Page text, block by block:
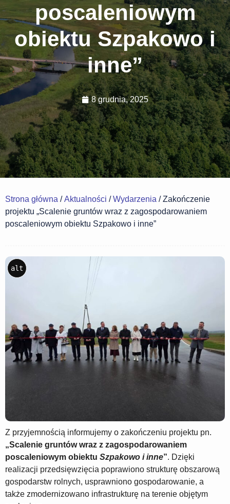
poscaleniowym
obiektu Szpakowo i
inne”
8 grudnia, 2025
Strona główna /Aktualności /Wydarzenia / Zakończenie
projektu „Scalenie gruntów wraz z zagospodarowaniem
poscaleniowym obiektu Szpakowo i inne”
alt
Z przyjemnością informujemy o zakończeniu projektu pn.
„Scalenie gruntów wraz z zagospodarowaniem
poscaleniowym obiektu Szpakowo i inne”. Dzięki
realizacji przedsięwzięcia poprawiono strukturę obszarową
gospodarstw rolnych, usprawniono gospodarowanie, a
także zmodernizowano infrastrukturę na terenie objętym